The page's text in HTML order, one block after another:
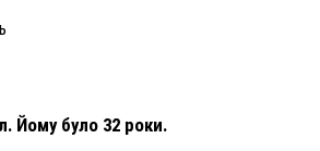
Йому було 32 роки.